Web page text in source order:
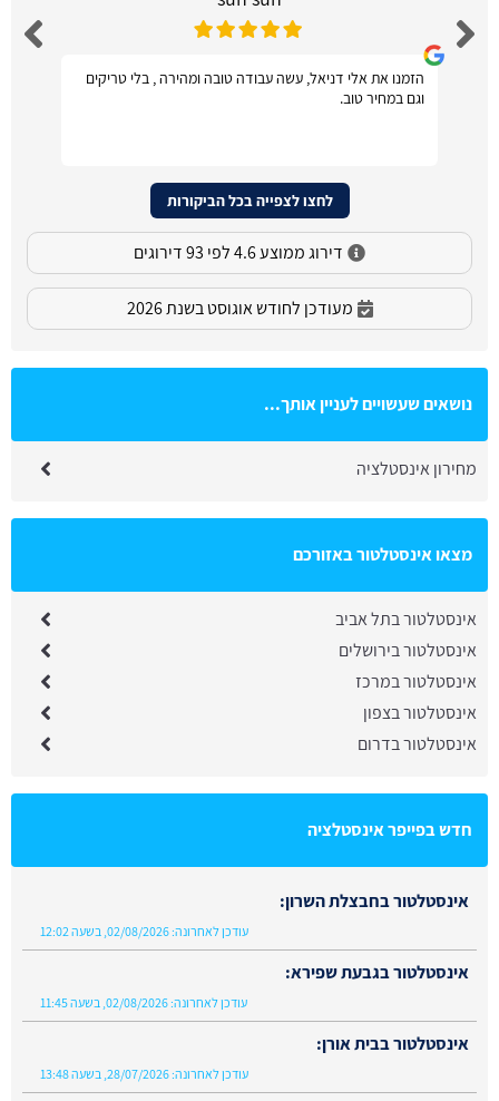
הזמנו את אלי דניאל, עשה עבודה טובה ומהירה , בלי טריקים
וגם במחיר טוב.
לחצו לצפייה בכל הביקורות
דירוג ממוצע 4.6 לפי 93 דירוגים
מעודכן לחודש אוגוסט בשנת 2026
נושאים שעשויים לעניין אותך...
מחירון אינסטלציה
מצאו אינסטלטור באזורכם
אינסטלטור בתל אביב
אינסטלטור בירושלים
אינסטלטור במרכז
אינסטלטור בצפון
אינסטלטור בדרום
חדש בפייפר אינסטלציה
אינסטלטור בחבצלת השרון:
עודכן לאחרונה: 02/08/2026, בשעה 12:02
אינסטלטור בגבעת שפירא:
עודכן לאחרונה: 02/08/2026, בשעה 11:45
אינסטלטור בבית אורן:
עודכן לאחרונה: 28/07/2026, בשעה 13:48